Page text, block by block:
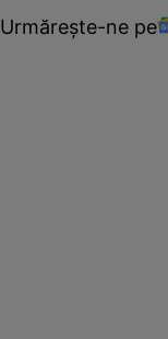
Urmărește-ne pe